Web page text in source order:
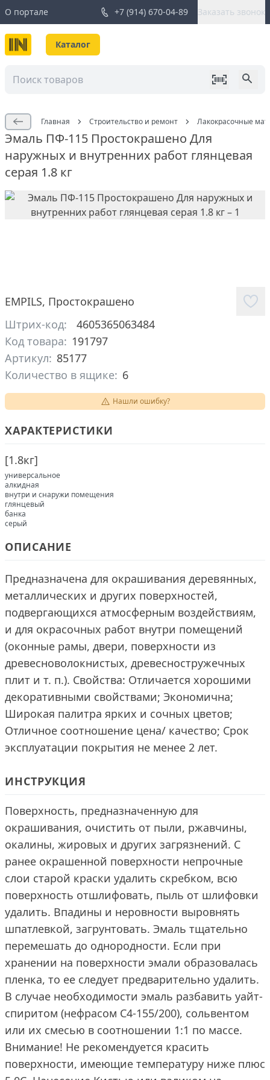
О портале +7 (914) 670-04-89 Заказать звонок
Каталог
Главная Строительство и ремонт Лакокрасочные
Эмаль ПФ-115 Простокрашено Для
наружных и внутренних работ глянцевая
серая 1.8 кг
EMPILS, Простокрашено
Штрих-код:
4605365063484
Код товара: 191797
Артикул: 85177
Количество в ящике: 6
Нашли ошибку?
ХАРАКТЕРИСТИКИ
[1.8кг]
универсальное
алкидная
внутри и снаружи помещения
глянцевый
банка
серый
ОПИСАНИЕ
Предназначена для окрашивания деревянных,
металлических и других поверхностей,
подвергающихся атмосферным воздействиям,
и для окрасочных работ внутри помещений
(оконные рамы, двери, поверхности из
древесноволокнистых, древесностружечных
плит и т. п.). Свойства: Отличается хорошими
декоративными свойствами; Экономична;
Широкая палитра ярких и сочных цветов;
Отличное соотношение цена/ качество; Срок
эксплуатации покрытия не менее 2 лет.
ИНСТРУКЦИЯ
Поверхность, предназначенную для
окрашивания, очистить от пыли, ржавчины,
окалины, жировых и других загрязнений. С
ранее окрашенной поверхности непрочные
слои старой краски удалить скребком, всю
поверхность отшлифовать, пыль от шлифовки
удалить. Впадины и неровности выровнять
шпатлевкой, загрунтовать. Эмаль тщательно
перемешать до однородности. Если при
хранении на поверхности эмали образовалась
пленка, то ее следует предварительно удалить.
В случае необходимости эмаль разбавить уайт-
спиритом (нефрасом С4-155/200), сольвентом
или их смесью в соотношении 1:1 по массе.
Внимание! Не рекомендуется красить
поверхности, имеющие температуру ниже плюс